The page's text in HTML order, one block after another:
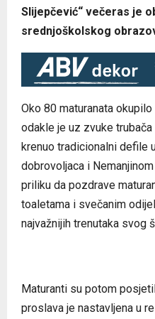
Slijepčević“ večeras je
srednjoškolskog
Oko 80 maturanata
odakle je uz zvuke
krenuo tradicionalni defile
dobrovoljaca i
priliku da pozdrave
toaletama i svečanim
najvažnijih trenutaka svog
Maturanti su potom
proslava je nastavljena u